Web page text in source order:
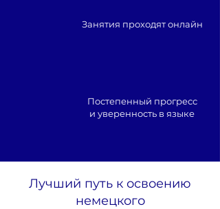
Занятия проходят онлайн
Постепенный прогресс
и уверенность в языке
Лучший путь к освоению
немецкого